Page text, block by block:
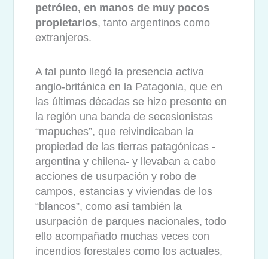
petróleo, en manos de muy pocos
propietarios, tanto argentinos como
extranjeros.
A tal punto llegó la presencia activa
anglo-británica en la Patagonia, que en
las últimas décadas se hizo presente en
la región una banda de secesionistas
“mapuches”, que reivindicaban la
propiedad de las tierras patagónicas -
argentina y chilena- y llevaban a cabo
acciones de usurpación y robo de
campos, estancias y viviendas de los
“blancos”, como así también la
usurpación de parques nacionales, todo
ello acompañado muchas veces con
incendios forestales como los actuales,